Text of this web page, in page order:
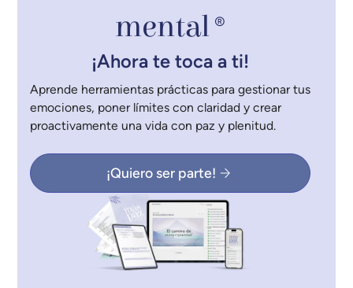
mental ®
¡Ahora te toca a ti!
Aprende herramientas prácticas para gestionar tus
emociones, poner límites con claridad y crear
proactivamente una vida con paz y plenitud.
¡Quiero ser parte!